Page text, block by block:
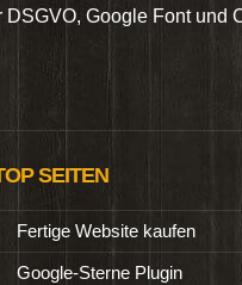
Google Font und
SEITEN
Fertige Website kaufen
Google-Sterne Plugin